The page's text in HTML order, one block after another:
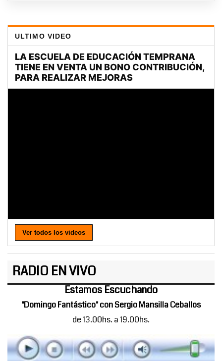
ULTIMO VIDEO
Ver todos los videos
RADIO EN VIVO
Estamos Escuchando
"Domingo Fantástico" con Sergio Mansilla Ceballos
de 13.00hs. a 19.00hs.